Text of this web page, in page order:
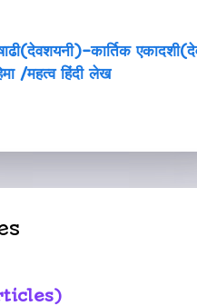
कार्तिक
/महत्व हिंदी लेख